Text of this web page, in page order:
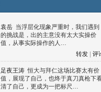
袁岳 当浮层化现象严重时，我们遇到
的挑战是，出的主意没有太大实操价
值，从事实际操作的人…
转发
评
足夜王涛 恒大与拜仁这场比赛太有价
值，展现了自己，也终于真刀真枪下
清了自己，更成为一把标尺…